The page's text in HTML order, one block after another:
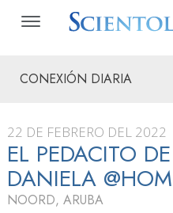
CONEXIÓN DIARIA
22 DE FEBRERO DEL 2022
EL PEDACITO
DANIELA
NOORD, ARUBA